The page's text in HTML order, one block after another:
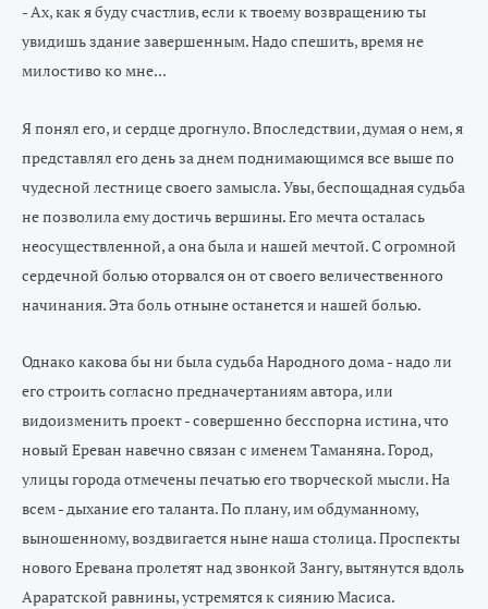
- Ах, как я буду счастлив, если к твоему возвращению ты
увидишь здание завершенным. Надо спешить, время не
милостиво ко мне...
Я понял его, и сердце дрогнуло. Впоследствии, думая о нем, я
представлял его день за днем поднимающимся все выше по
чудесной лестнице своего замысла. Увы, беспощадная судьба
не позволила ему достичь вершины. Его мечта осталась
неосуществленной, а она была и нашей мечтой. С огромной
сердечной болью оторвался он от своего величественного
начинания. Эта боль отныне останется и нашей болью.
Однако какова бы ни была судьба Народного дома - надо ли
его строить согласно предначертаниям автора, или
видоизменить проект - совершенно бесспорна истина, что
новый Ереван навечно связан с именем Таманяна. Город,
улицы города отмечены печатью его творческой мысли. На
всем - дыхание его таланта. По плану, им обдуманному,
выношенному, воздвигается ныне наша столица. Проспекты
нового Еревана пролетят над звонкой Зангу, вытянутся вдоль
Араратской равнины, устремятся к сиянию Масиса.